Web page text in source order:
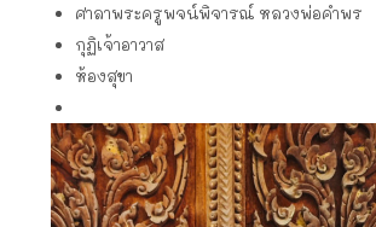
ศาลาพระครูพจน์พิจารณ์ หลวงพ่อคำพร
กุฏิเจ้าอาวาส
ห้องสุขา